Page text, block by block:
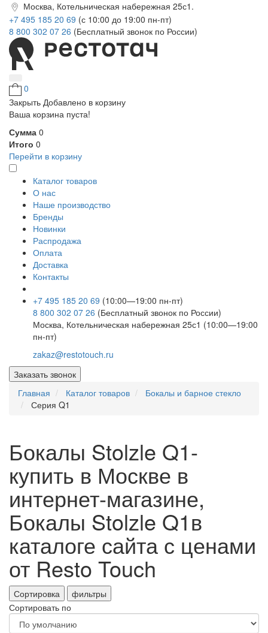
Москва, Котельническая набережная 25с1.
+7 495 185 20 69 (с 10:00 до 19:00 пн-пт)
8 800 302 07 26 (Бесплатный звонок по России)
0
Закрыть Добавлено в корзину
Ваша корзина пуста!
Сумма 0
Итого 0
Перейти в корзину
Каталог товаров
О нас
Наше производство
Бренды
Новинки
Распродажа
Оплата
Доставка
Контакты
+7 495 185 20 69 (10:00—19:00 пн-пт)
8 800 302 07 26 (Бесплатный звонок по России)
Москва, Котельническая набережная 25с1 (10:00—19:00
пн-пт)
zakaz@restotouch.ru
Заказать звонок
Главная
Каталог товаров
Бокалы и барное стекло
Серия Q1
Бокалы Stolzle Q1-
купить в Москве в
интернет-магазине,
Бокалы Stolzle Q1в
каталоге сайта с ценами
от Resto Touch
Сортировка
фильтры
Сортировать по